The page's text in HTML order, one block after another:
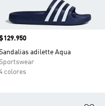
adilette Aqua
Sportswear
colores